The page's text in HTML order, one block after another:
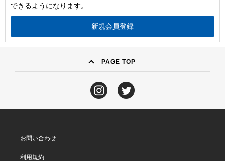
できるようになります。
PAGE TOP
お問い合わせ
利用規約